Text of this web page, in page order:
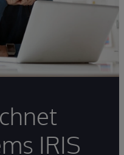
IRIS